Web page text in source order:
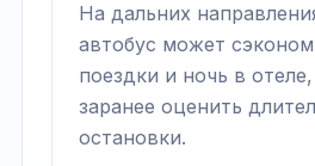
На дальних
автобус может
поездки и ночь в
заранее оценить
остановки.